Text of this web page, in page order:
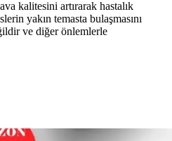
kalitesini artırarak hastalık
yakın temasta bulaşmasını
ve diğer önlemlerle